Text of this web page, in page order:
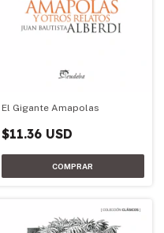
El Gigante Amapolas
$11.36 USD